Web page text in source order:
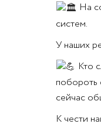
На
систем.
У наших
Кто
побороть
сейчас
К чести